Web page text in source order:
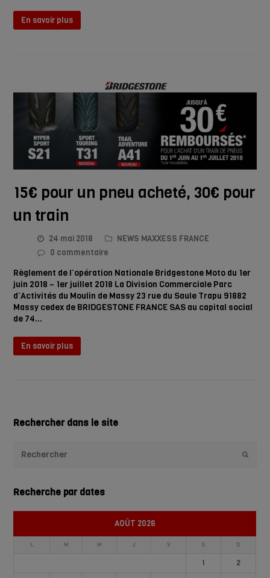
En savoir plus
15€ pour un pneu acheté, 30€ pour
un train
24 mai 2018
NEWS MAXXESS FRANCE
0 commentaire
Règlement de l’opération Nationale Bridgestone Moto du 1er
juin 2018 – 1er juillet 2018 La Division Commerciale Parc
d’Activités du Moulin de Massy 23 rue du Saule Trapu 91882
Massy cedex de BRIDGESTONE FRANCE SAS au capital social
de 74…
En savoir plus
Rechercher dans le site
Recherche par dates
AOÛT 2026
L M M J V S D
1
2